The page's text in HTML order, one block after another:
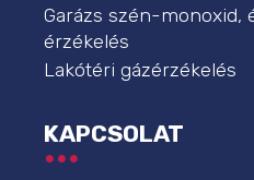
Garázs szén-monoxid,
érzékelés
Lakótéri gázérzékelés
KAPCSOLAT